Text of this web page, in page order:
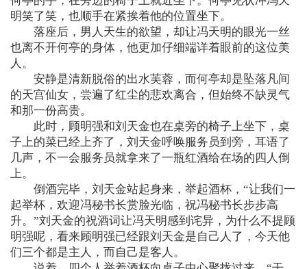
明笑了笑，也顺手在紧挨着他的位置坐下。
落座后，男人天生的欲望，却让冯天明的眼光一丝
也离不开何亭的身体，他更加仔细端详着眼前的这位美
人。
安静是清新脱俗的出水芙蓉，而何亭却是坠落凡间
的天宫仙女，尝遍了红尘的悲欢离合，但始终不缺灵气
和那一份高贵。
此时，顾明强和刘天金也在桌旁的椅子上坐下，桌
子上的菜已经上齐了，刘天金呼唤服务员到旁，耳语了
几声，不一会服务员就拿来了一瓶红酒给在场的四人倒
上。
倒酒完毕，刘天金站起身来，举起酒杯，“让我们一
起举杯，欢迎冯秘书长赏脸光临，祝冯秘书长步步高
升。”刘天金的祝酒词让冯天明感到诧异，为什么不提顾
明强呢，看来顾明强已经跟刘天金是自己人了，今天他
们三个都是主人，而自己是客人。